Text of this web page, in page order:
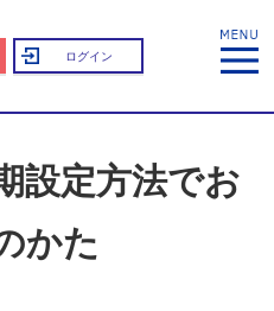
ログイン
設定方法でお
かた